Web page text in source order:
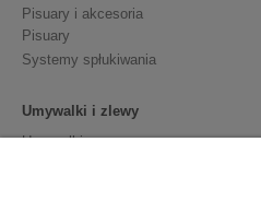
Pisuary i akcesoria
Pisuary
Systemy spłukiwania
Umywalki i zlewy
Umywalki